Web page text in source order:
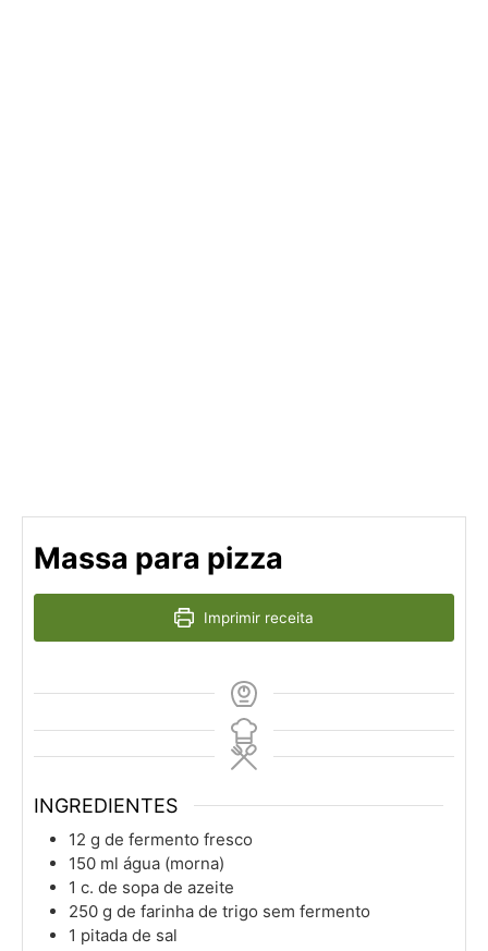
Massa para pizza
Imprimir receita
INGREDIENTES
12 g de fermento fresco
150 ml água (morna)
1 c. de sopa de azeite
250 g de farinha de trigo sem fermento
1 pitada de sal